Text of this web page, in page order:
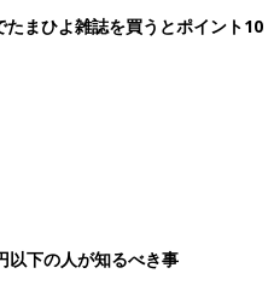
たまひよ雑誌を買うとポイント10
以下の人が知るべき事